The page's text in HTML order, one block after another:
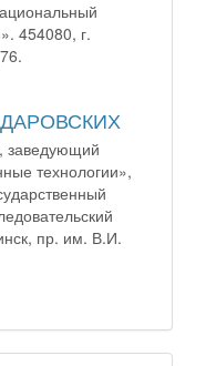
454080, г.
ДАРОВСКИХ
заведующий
технологии»,
пр. им. В.И.